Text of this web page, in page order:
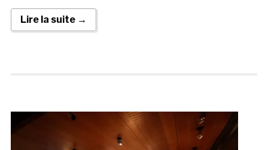
Lire la suite →